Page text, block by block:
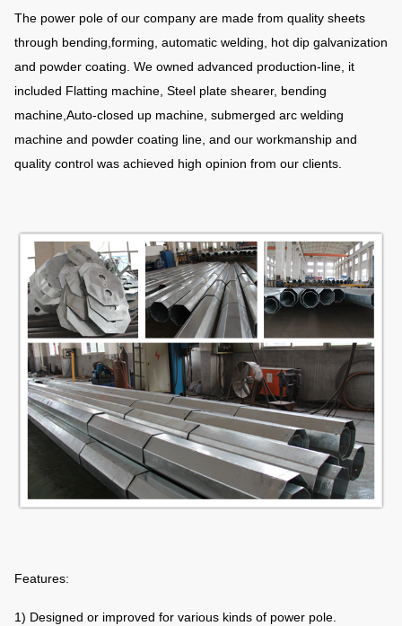
The power pole of our company are made from quality sheets
through bending,forming, automatic welding, hot dip galvanization
and powder coating. We owned advanced production-line, it
included Flatting machine, Steel plate shearer, bending
machine,Auto-closed up machine, submerged arc welding
machine and powder coating line, and our workmanship and
quality control was achieved high opinion from our clients.
Features:
1) Designed or improved for various kinds of power pole.